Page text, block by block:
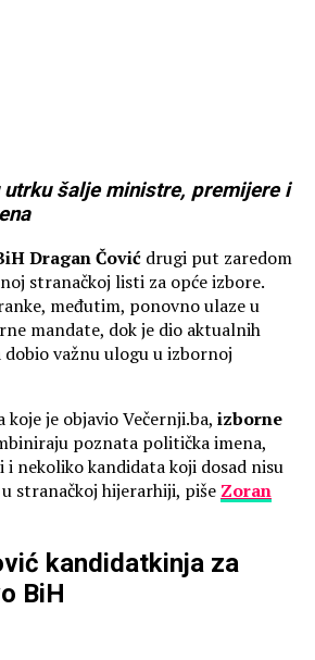
šalje ministre, premijere i
Dragan Čović drugi put zaredom
stranačkoj listi za opće izbore.
međutim, ponovno ulaze u
mandate, dok je dio aktualnih
važnu ulogu u izbornoj
je objavio Večernji.ba, izborne
poznata politička imena,
i nekoliko kandidata koji dosad nisu
stranačkoj hijerarhiji, piše Zoran
kandidatkinja za
BiH